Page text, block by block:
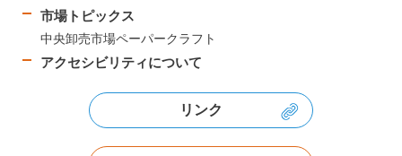
市場トピックス
中央卸売市場ペーパークラフト
アクセシビリティについて
リンク